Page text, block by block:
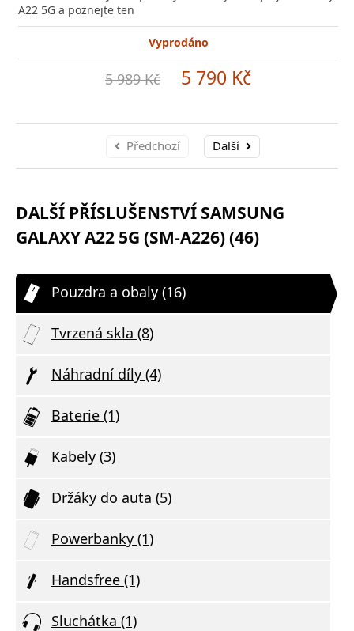
A22 5G a poznejte ten
Vyprodáno
5 989 Kč 5 790 Kč
Předchozí Další
DALŠÍ PŘÍSLUŠENSTVÍ SAMSUNG
GALAXY A22 5G (SM-A226) (46)
Pouzdra a obaly (16)
Tvrzená skla (8)
Náhradní díly (4)
Baterie (1)
Kabely (3)
Držáky do auta (5)
Powerbanky (1)
Handsfree (1)
Sluchátka (1)